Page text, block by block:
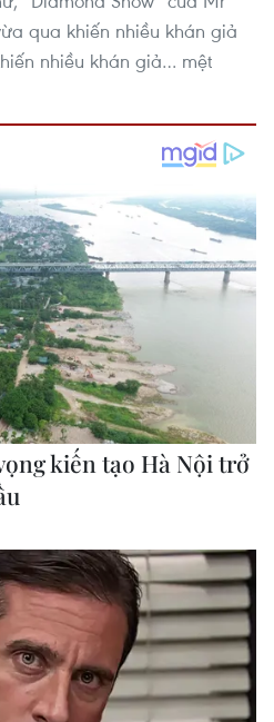
qua khiến nhiều khán giả
nhiều khán giả… mệt